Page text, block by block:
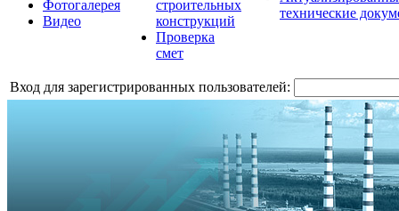
Фотогалерея
Видео
строительных
конструкций
Проверка
смет
технические
Вход для зарегистрированных пользователей: